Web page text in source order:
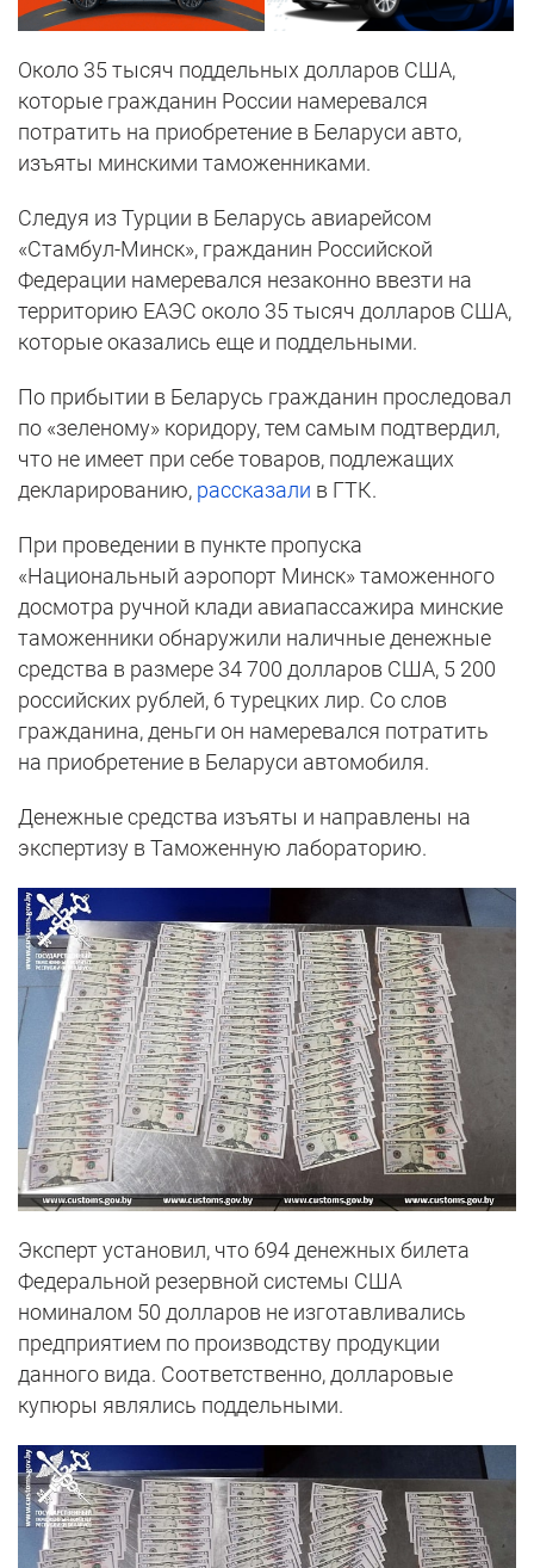
Около 35 тысяч поддельных долларов США,
которые гражданин России намеревался
потратить на приобретение в Беларуси авто,
изъяты минскими таможенниками.
Следуя из Турции в Беларусь авиарейсом
«Стамбул-Минск», гражданин Российской
Федерации намеревался незаконно ввезти на
территорию ЕАЭС около 35 тысяч долларов США,
которые оказались еще и поддельными.
По прибытии в Беларусь гражданин проследовал
по «зеленому» коридору, тем самым подтвердил,
что не имеет при себе товаров, подлежащих
декларированию, рассказали в ГТК.
При проведении в пункте пропуска
«Национальный аэропорт Минск» таможенного
досмотра ручной клади авиапассажира минские
таможенники обнаружили наличные денежные
средства в размере 34 700 долларов США, 5 200
российских рублей, 6 турецких лир. Со слов
гражданина, деньги он намеревался потратить
на приобретение в Беларуси автомобиля.
Денежные средства изъяты и направлены на
экспертизу в Таможенную лабораторию.
Эксперт установил, что 694 денежных билета
Федеральной резервной системы США
номиналом 50 долларов не изготавливались
предприятием по производству продукции
данного вида. Соответственно, долларовые
купюры являлись поддельными.